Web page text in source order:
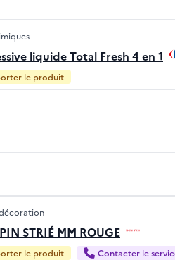
liquide Total Fresh 4 en 1
le produit
STRIÉ MM ROUGE
le produit Contacter le